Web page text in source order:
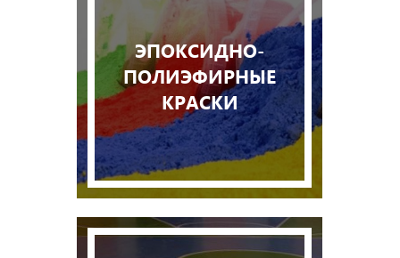
ЭПОКСИДНО-
ПОЛИЭФИРНЫЕ
КРАСКИ